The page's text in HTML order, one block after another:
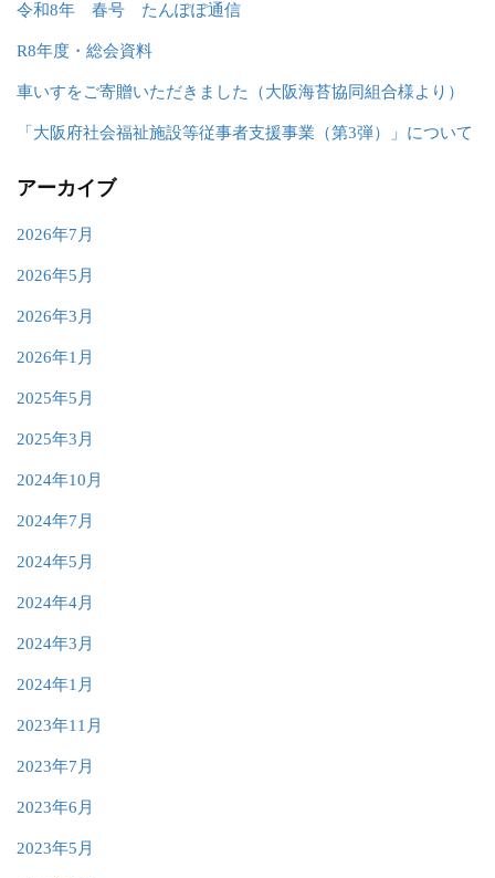
令和8年 春号 たんぽぽ通信
R8年度・総会資料
車いすをご寄贈いただきました（大阪海苔協同組合様より）
「大阪府社会福祉施設等従事者支援事業（第3弾）」について
アーカイブ
2026年7月
2026年5月
2026年3月
2026年1月
2025年5月
2025年3月
2024年10月
2024年7月
2024年5月
2024年4月
2024年3月
2024年1月
2023年11月
2023年7月
2023年6月
2023年5月